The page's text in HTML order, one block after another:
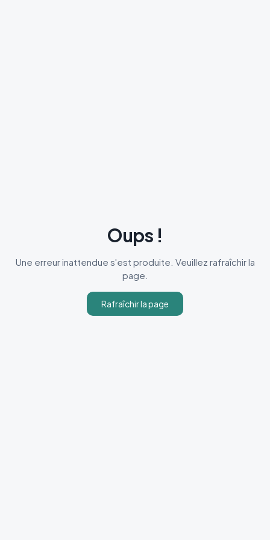
Oups !
Une erreur inattendue s'est produite. Veuillez rafraîchir la
page.
Rafraîchir la page